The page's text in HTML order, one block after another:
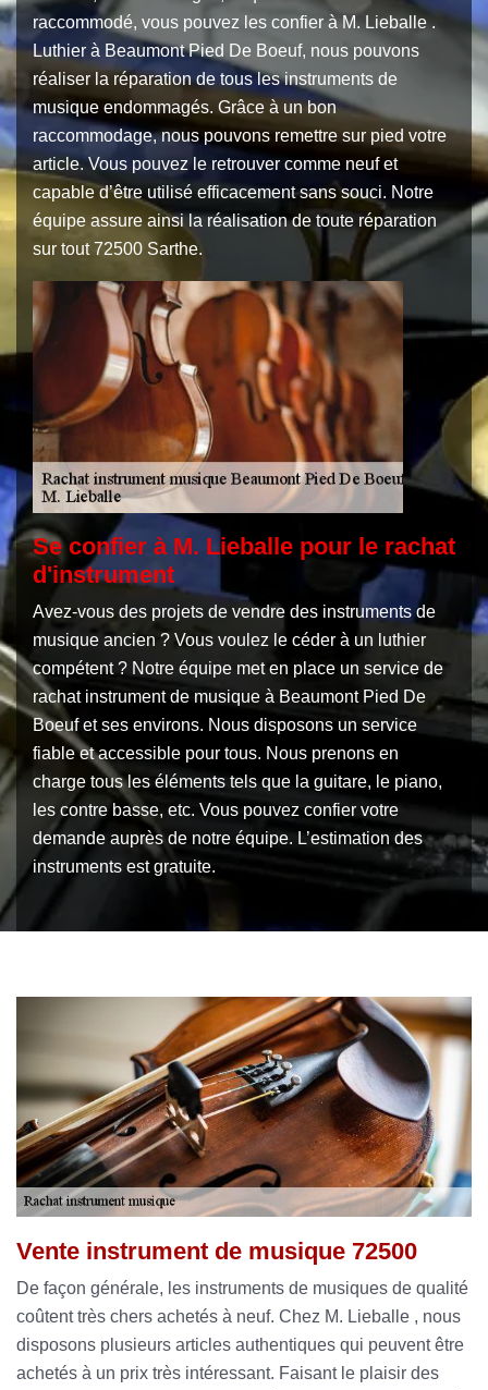
raccommodé, vous pouvez les confier à M. Lieballe .
Luthier à Beaumont Pied De Boeuf, nous pouvons
réaliser la réparation de tous les instruments de
musique endommagés. Grâce à un bon
raccommodage, nous pouvons remettre sur pied votre
article. Vous pouvez le retrouver comme neuf et
capable d’être utilisé efficacement sans souci. Notre
équipe assure ainsi la réalisation de toute réparation
sur tout 72500 Sarthe.
Se confier à M. Lieballe pour le rachat
d'instrument
Avez-vous des projets de vendre des instruments de
musique ancien ? Vous voulez le céder à un luthier
compétent ? Notre équipe met en place un service de
rachat instrument de musique à Beaumont Pied De
Boeuf et ses environs. Nous disposons un service
fiable et accessible pour tous. Nous prenons en
charge tous les éléments tels que la guitare, le piano,
les contre basse, etc. Vous pouvez confier votre
demande auprès de notre équipe. L’estimation des
instruments est gratuite.
Vente instrument de musique 72500
De façon générale, les instruments de musiques de qualité
coûtent très chers achetés à neuf. Chez M. Lieballe , nous
disposons plusieurs articles authentiques qui peuvent être
achetés à un prix très intéressant. Faisant le plaisir des